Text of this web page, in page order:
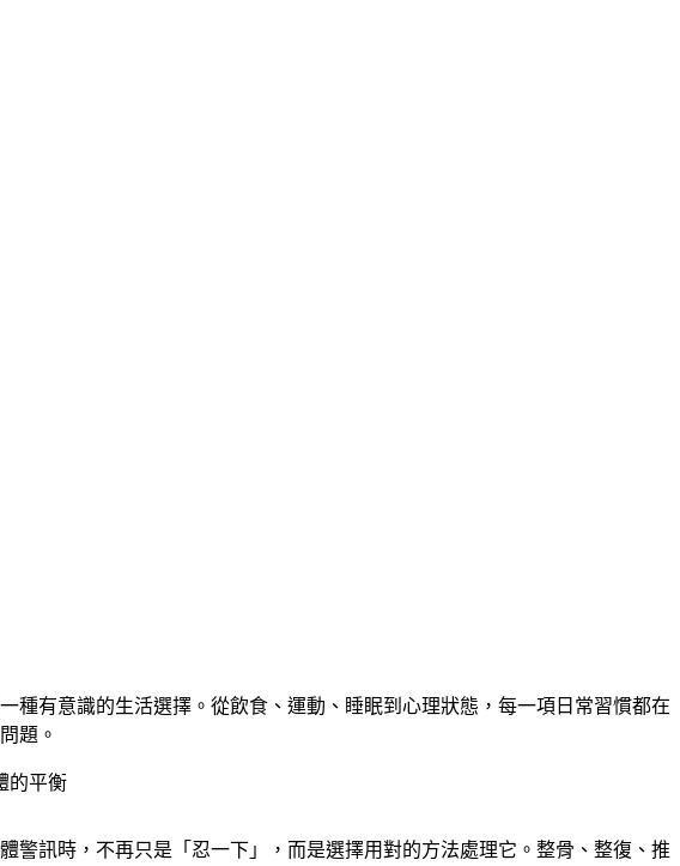
有意識的生活選擇。從飲食、運動、睡眠到心理狀態，每一項日常習慣都在
題。
訊時，不再只是「忍一下」，而是選擇用對的方法處理它。整骨、整復、推